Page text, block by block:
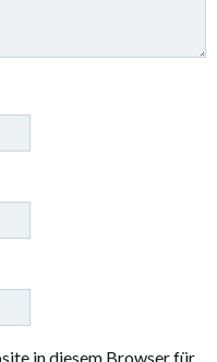
in diesem Browser für